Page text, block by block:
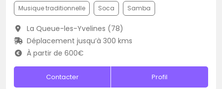
Musique traditionnelle Soca Samba
La Queue-les-Yvelines (78)
Déplacement jusqu’à 300 kms
À partir de 600€
Contacter Profil